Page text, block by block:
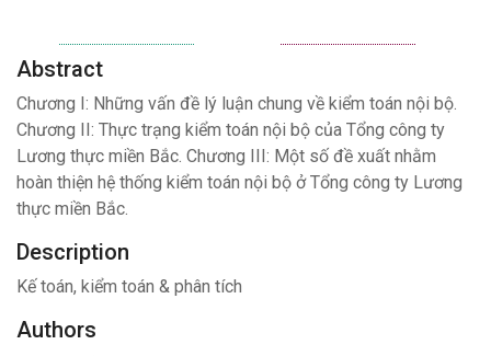
Abstract
Chương I: Những vấn đề lý luận chung về kiểm toán nội bộ.
Chương II: Thực trạng kiểm toán nội bộ của Tổng công ty
Lương thực miền Bắc. Chương III: Một số đề xuất nhằm
hoàn thiện hệ thống kiểm toán nội bộ ở Tổng công ty Lương
thực miền Bắc.
Description
Kế toán, kiểm toán & phân tích
Authors